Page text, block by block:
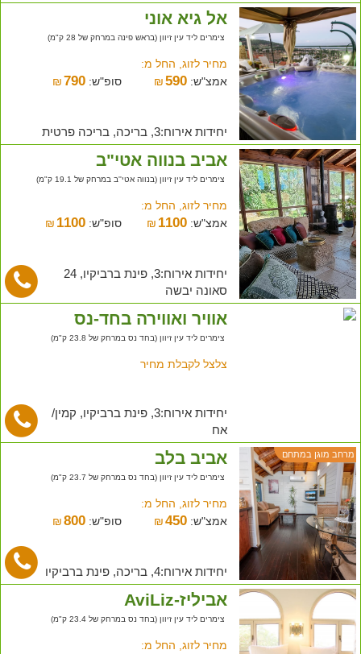
אל גיא אוני
צימרים ליד עין זיוון (בראש פינה במרחק של 28 ק"מ)
מחיר לזוג, החל מ:
אמצ"ש:
₪590 סופ"ש: ₪ 790
יחידות אירוח:3, בריכה, בריכה פרטית
אביב בנווה אטי"ב
צימרים ליד עין זיוון (בנווה אטי''ב במרחק של 19.1 ק"מ)
מחיר לזוג, החל מ:
אמצ"ש:
₪ 1100 סופ"ש: ₪ 1100
יחידות אירוח:3, פינת ברביקיו, 24
סאונה יבשה
אוויר ואווירה בחד-נס
צימרים ליד עין זיוון (בחד נס במרחק של 23.8 ק"מ)
צלצל לקבלת מחיר
יחידות אירוח:3, פינת ברביקיו, קמין/
אח
מרחב מוגן במתחם אביב בלב
צימרים ליד עין זיוון (בחד נס במרחק של 23.7 ק"מ)
מחיר לזוג, החל מ:
אמצ"ש:
₪450 סופ"ש: ₪ 800
יחידות אירוח:4, בריכה, פינת ברביקיו
אביליז-AviLiz
צימרים ליד עין זיוון (בחד נס במרחק של 23.4 ק"מ)
מחיר לזוג, החל מ: